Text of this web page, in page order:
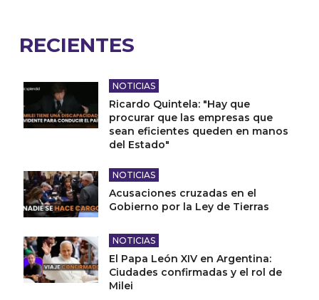
RECIENTES
NOTICIAS
Ricardo Quintela: "Hay que
procurar que las empresas que
sean eficientes queden en manos
del Estado"
NOTICIAS
Acusaciones cruzadas en el
Gobierno por la Ley de Tierras
NOTICIAS
El Papa León XIV en Argentina:
Ciudades confirmadas y el rol de
Milei